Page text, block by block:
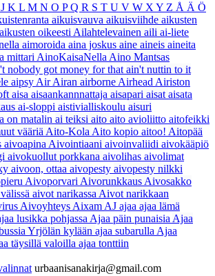
J K L M N O PQ R S T U V W X Y Z Å Ä Ö
aikuisvauva aikuisviihde aikusten
aikusten oikeesti Ailahtelevainen aili ai-liete
aimoroida aina joskus aine aineis aineita
mittari AinoKaisaNella Aino Mantsas
nobody got money for that ain't nuttin to it
aipsy AirAiran airborne Airhead Airiston
aisa aisaankannnattaja aisapari aisat aisata
ai-sloppi aistivialliskoulu aisuri
on matalin ai teiksi aito aito avioliitto aitofeikki
vääriä Aito-Kola Aito kopio aitoo! Aitopää
aivoapina Aivointiaani aivoinvaliidi aivokääpiö
aivokuollut porkkana aivolihas aivolimat
aivoon, ottaa aivopesty aivopesty nilkki
Aivoporvari Aivorunkkaus Aivosakko
aivot narikassa Aivot narikkaan
Aivoyhteys Aixam AJ ajaa ajaa lämä
lusikka pohjassa Ajaa päin punaisia Ajaa
Yrjölän kylään ajaa subarulla Ajaa
täysillä valoilla ajaa tonttiin
urbaanisanakirja@gmail.com